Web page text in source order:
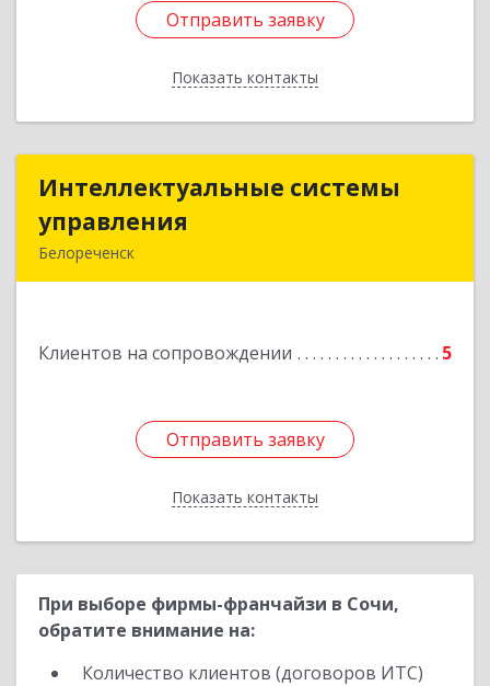
Отправить заявку
Показать контакты
Отправить заявку
Назад
Интеллектуальные системы
управления
Белореченск
Клиентов на сопровождении 5
Отправить заявку
Показать контакты
Интеллектуальные системы
Подробнее
Отправить заявку
Назад
При выборе фирмы-франчайзи в Сочи,
обратите внимание на:
Количество клиентов (договоров ИТС)